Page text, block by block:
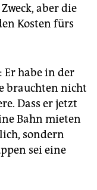
aber die
Kosten fürs
habe in der
brauchten nicht
Dass er jetzt
Bahn mieten
sondern
sei eine